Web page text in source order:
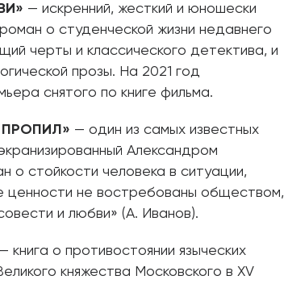
— искренний, жесткий и юношески
о студенческой жизни недавнего
черты и классического детектива, и
прозы. На 2021 год
снятого по книге фильма.
ПРОПИЛ» — один из самых известных
Александром
о стойкости человека в ситуации,
ценности не востребованы обществом,
и любви» (А. Иванов).
— книга о противостоянии языческих
княжества Московского в XV